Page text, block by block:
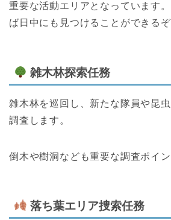
重要な活動エリアとなっています
ば日中にも見つけることができるぞ
雑木林探索任務
雑木林を巡回し、新たな隊員や昆
調査します。
倒木や樹洞なども重要な調査ポイン
落ち葉エリア捜索任務